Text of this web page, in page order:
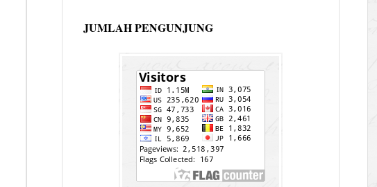
JUMLAH PENGUNJUNG